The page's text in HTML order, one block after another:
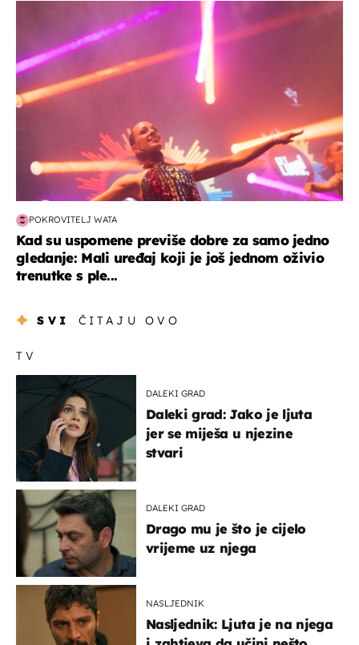
POKROVITELJ WATA
Kad su uspomene previše dobre za samo jedno
gledanje: Mali uređaj koji je još jednom oživio
trenutke s ple...
SVI ČITAJU OVO
TV
DALEKI GRAD
Daleki grad: Jako je ljuta
jer se miješa u njezine
stvari
DALEKI GRAD
Drago mu je što je cijelo
vrijeme uz njega
NASLJEDNIK
Nasljednik: Ljuta je na njega